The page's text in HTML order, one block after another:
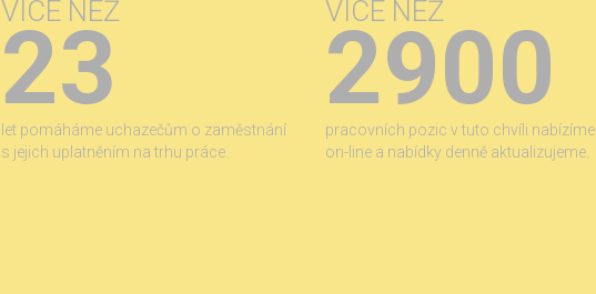
VÍCE NEŽ
23
let pomáháme uchazečům o zaměstnání
s jejich uplatněním na trhu práce.
VÍCE NEŽ
2900
pracovních pozic v tuto chvíli nabízíme
on-line a nabídky denně aktualizujeme.